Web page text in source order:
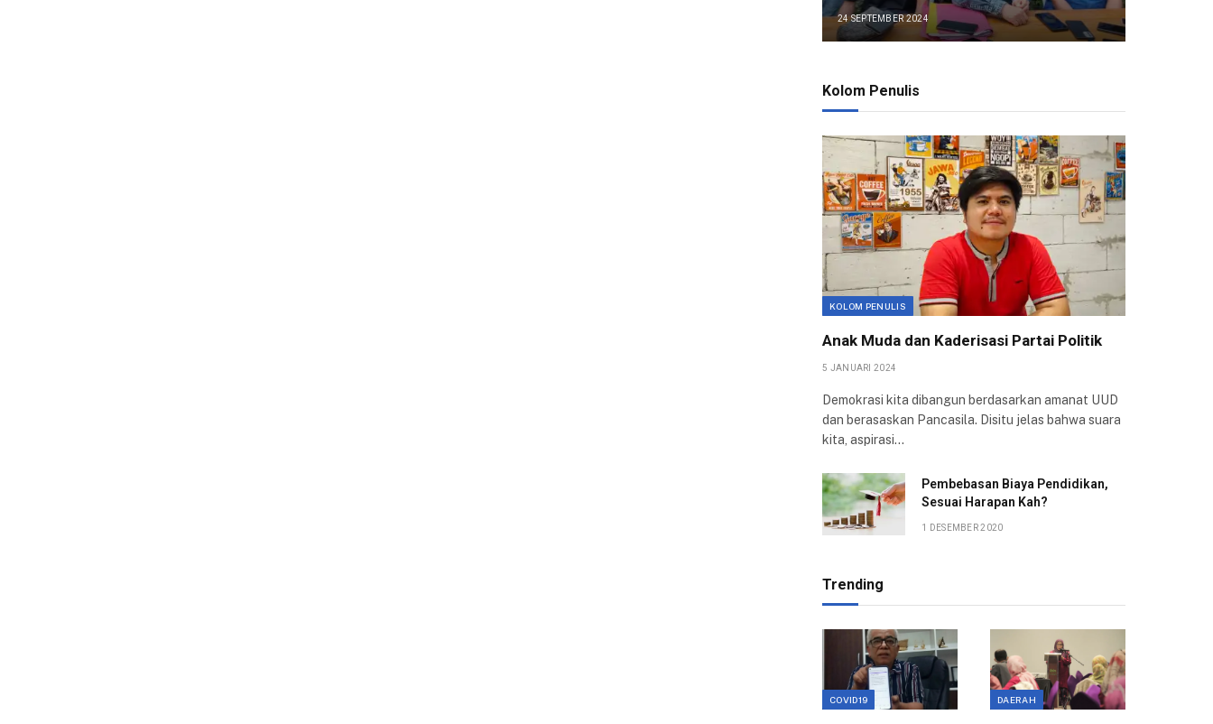
24 SEPTEMBER 2024
Kolom Penulis
KOLOM PENULIS
Anak Muda dan Kaderisasi Partai Politik
5 JANUARI 2024
Demokrasi kita dibangun berdasarkan amanat UUD
dan berasaskan Pancasila. Disitu jelas bahwa suara
kita, aspirasi…
Pembebasan Biaya Pendidikan,
Sesuai Harapan Kah?
1 DESEMBER 2020
Trending
COVID19 DAERAH